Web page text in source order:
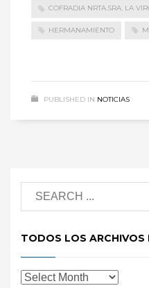
COFRADIA NRTA.SRA. LA
HERMANAMIENTO
PUBLISHED IN NOTICIAS
TODOS LOS ARCHIVOS